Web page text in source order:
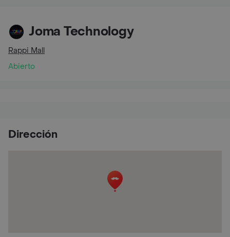
Joma Technology
Rappi Mall
Abierto
Dirección